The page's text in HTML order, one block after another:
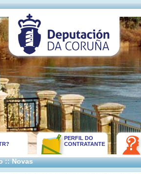
PERFIL DO
CONTRATANTE
:: Novas